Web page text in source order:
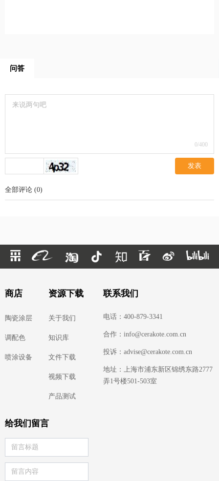
问答
0/400
发表
全部评论 (0)
商店
陶瓷涂层
调配色
喷涂设备
资源下载
关于我们
知识库
文件下载
视频下载
产品测试
给我们留言
联系我们
电话：400-879-3341
合作：info@cerakote.com.cn
投诉：advise@cerakote.com.cn
地址：上海市浦东新区锦绣东路2777
弄1号楼501-503室